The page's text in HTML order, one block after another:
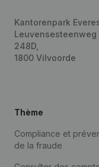
Kantorenpark
Leuvensesteenweg
248D,
1800 Vilvoorde
Thème
Compliance et
de la fraude